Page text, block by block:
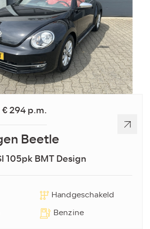
€ 294 p.m.
Beetle
105pk BMT Design
Handgeschakeld
Benzine